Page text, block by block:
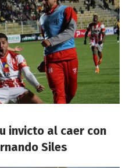
invicto al caer con
Siles